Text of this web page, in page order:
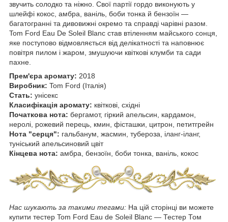
звучить солодко та ніжно. Свої партії гордо виконують у
шлейфі кокос, амбра, ваніль, боби тонка й бензоїн —
багатогранні та дивовижні окремо та справді чарівні разом.
Tom Ford Eau De Soleil Blanc став втіленням майського сонця,
яке поступово відмовляється від делікатності та наповнює
повітря пилом і жаром, змушуючи квіткові клумби та сади
пахне.
Прем'єра аромату: 2018
Виробник: Tom Ford (Італія)
Стать: унісекс
Класифікація аромату: квіткові, східні
Початкова нота: бергамот, гіркий апельсин, кардамон,
неролі, рожевий перець, кмин, фісташки, цитрон, петитгрейн
Нота "серця": гальбанум, жасмин, тубероза, іланг-іланг,
туніський апельсиновий цвіт
Кінцева нота: амбра, бензоїн, боби тонка, ваніль, кокос
Нас шукають за такими тегами: На цій сторінці ви можете
купити тестер Tom Ford Eau de Soleil Blanc ― Тестер Том